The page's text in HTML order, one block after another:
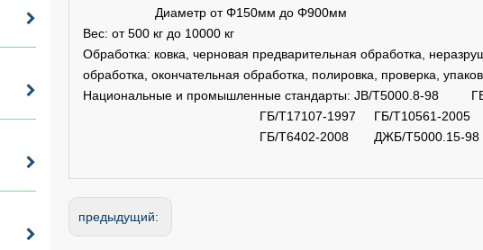
Диаметр от Φ150мм до Φ900мм
Вес: от 500 кг до 10000 кг
Обработка: ковка, черновая предварительная обработка,
обработка, окончательная обработка, полировка, проверка,
Национальные и промышленные стандарты: JB/T5000.8-98
ГБ/Т17107-1997 ГБ/Т10561-2005
ГБ/Т6402-2008 ДЖБ/Т5000.15-98
предыдущий: